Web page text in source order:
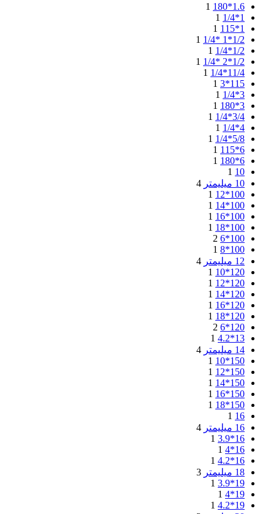
1.6*180
1
1*1/4
1
1*115
1
1/2*1 *1/4
1
1/2*1/4
1
1/2*2 *1/4
1
11/4*1/4
1
115*3
1
3*1/4
1
3*180
1
3/4*1/4
1
4*1/4
1
5/8*1/4
1
6*115
1
6*180
1
10
1
10 میلیمتر
4
100*12
1
100*14
1
100*16
1
100*18
1
100*6
2
100*8
1
12 میلیمتر
4
120*10
1
120*12
1
120*14
1
120*16
1
120*18
1
120*6
2
13*4.2
1
14 میلیمتر
4
150*10
1
150*12
1
150*14
1
150*16
1
150*18
1
16
1
16 میلیمتر
4
16*3.9
1
16*4
1
16*4.2
1
18 میلیمتر
3
19*3.9
1
19*4
1
19*4.2
1